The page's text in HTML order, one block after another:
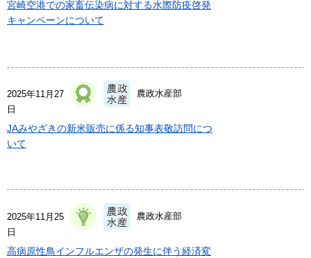
宮崎空港での家畜伝染病に対する水際防疫啓発
キャンペーンについて
2025年11月27
日
農政水産部
JAみやざきの新米販売に係る知事表敬訪問につ
いて
2025年11月25
日
農政水産部
高病原性鳥インフルエンザの発生に伴う経済変